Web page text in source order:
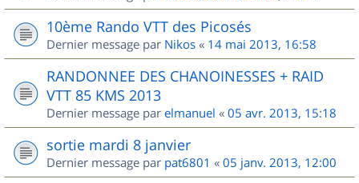
10ème Rando VTT des Picosés
Dernier message par Nikos « 14 mai 2013, 16:58
RANDONNEE DES CHANOINESSES + RAID
VTT 85 KMS 2013
Dernier message par elmanuel « 05 avr. 2013, 15:18
sortie mardi 8 janvier
Dernier message par pat6801 « 05 janv. 2013, 12:00